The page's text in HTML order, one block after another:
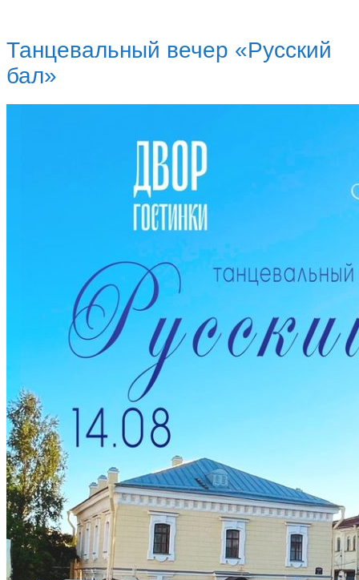
Танцевальный вечер «Русский
бал»